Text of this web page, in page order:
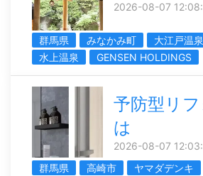
2026-08-07
群馬県 みなかみ町
大江戸温
水上温泉
GENSEN HOLDINGS
予防型リ
は
2026-08-07
群馬県
高崎市 ヤマダデンキ